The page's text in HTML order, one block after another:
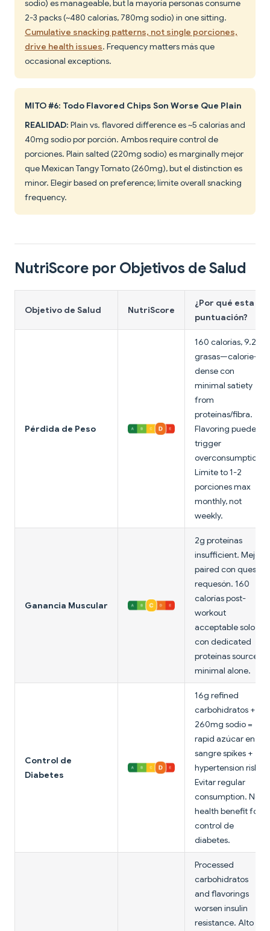
sodio) es manageable, but la mayoría personas consume
2-3 packs (~480 calorías, 780mg sodio) in one sitting.
Cumulative snacking patterns, not single porciones,
drive health issues. Frequency matters más que
occasional exceptions.
MITO #6: Todo Flavored Chips Son Worse Que Plain
REALIDAD: Plain vs. flavored difference es ~5 calorías and
40mg sodio por porción. Ambos require control de
porciones. Plain salted (220mg sodio) es marginally mejor
que Mexican Tangy Tomato (260mg), but el distinction es
minor. Elegir based on preference; límite overall snacking
frequency.
NutriScore por Objetivos de Salud
Objetivo de Salud NutriScore
¿Por qué esta
puntuación?
Pérdida de Peso
160 calorías, 9.2g
grasas—calorie-
dense con
minimal satiety
from
proteínas/fibra.
Flavoring puede
trigger
overconsumption.
Límite to 1-2
porciones max
monthly, not
weekly.
Ganancia Muscular
2g proteínas
insufficient. Mejor
paired con queso
requesón. 160
calorías post-
workout
acceptable solo
con dedicated
proteínas source;
minimal alone.
Control de
Diabetes
16g refined
carbohidratos +
260mg sodio =
rapid azúcar en
sangre spikes +
hypertension risk.
Evitar regular
consumption. No
health benefit for
control de
diabetes.
Processed
carbohidratos
and flavorings
worsen insulin
resistance. Alto